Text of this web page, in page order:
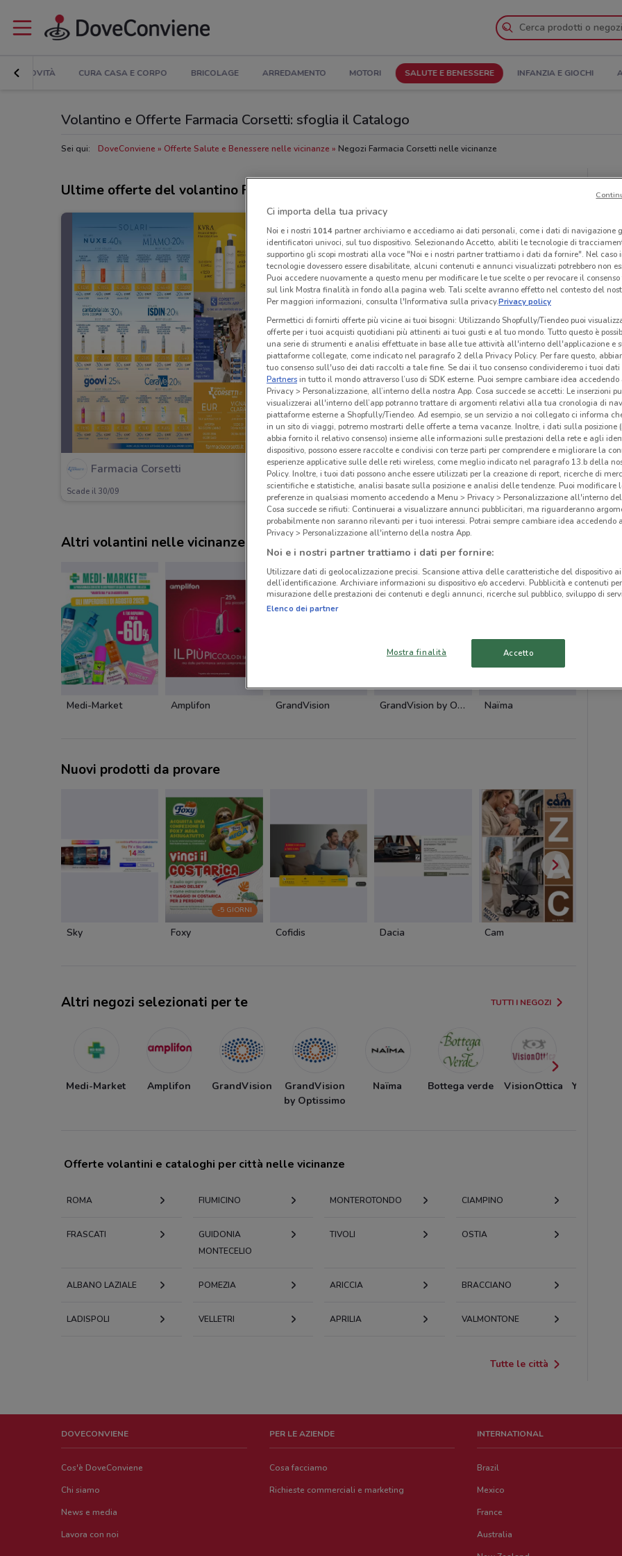
NOVITÀ CURA CASA E CORPO BRICOLAGE ARREDAMENTO MOTORI SALUTE E BENESSERE INFANZIA E GIOCHI
Volantino e Offerte Farmacia Corsetti: sfoglia il Catalogo
Sei qui: DoveConviene Offerte Salute e Benessere nelle vicinanze Negozi Farmacia Corsetti nelle vicinanze
Ultime offerte del volantino Farmacia Corsetti
Farmacia Corsetti
Scade il 30/09 12 km
Altri volantini nelle vicinanze
Medi-Market Amplifon GrandVision GrandVision by Optissimo Naïma
Nuovi prodotti da provare
Sky
-5 GIORNI
Foxy Cofidis Dacia Cam
Altri negozi selezionati per te TUTTI I NEGOZI
Medi-Market Amplifon GrandVision
GrandVision
by Optissimo
Naïma Bottega verde VisionOttica
Offerte volantini e cataloghi per città nelle vicinanze
ROMA FIUMICINO MONTEROTONDO CIAMPINO
FRASCATI
GUIDONIA
MONTECELIO
TIVOLI OSTIA
ALBANO LAZIALE POMEZIA ARICCIA BRACCIANO
LADISPOLI VELLETRI APRILIA VALMONTONE
Tutte le città
DOVECONVIENE
Cos'è DoveConviene
Chi siamo
News e media
Lavora con noi
PER LE AZIENDE
Cosa facciamo
Richieste commerciali e marketing
INTERNATIONAL
Brazil
Mexico
France
Australia
Ci importa della tua privacy
Noi e i nostri 1014partner archiviamo e accediamo ai dati personali, come i dati di navigazione
identificatori univoci, sul tuo dispositivo. Selezionando Accetto, abiliti le tecnologie di
supportino gli scopi mostrati alla voce "Noi e i nostri partner trattiamo i dati da fornire". Nel caso
tecnologie dovessero essere disabilitate, alcuni contenuti e annunci visualizzati potrebbero non
Puoi accedere nuovamente a questo menu per modificare le tue scelte o per revocare il
sul link Mostra finalità in fondo alla pagina web. Tali scelte avranno effetto nel contesto del
Per maggiori informazioni, consulta l'Informativa sulla privacy.Privacy policy
Permettici di fornirti offerte più vicine ai tuoi bisogni: Utilizzando Shopfully/Tiendeo puoi
offerte per i tuoi acquisti quotidiani più attinenti ai tuoi gusti e al tuo mondo. Tutto questo è
una serie di strumenti e analisi effettuate in base alle tue attività all'interno dell'applicazione e
piattaforme collegate, come indicato nel paragrafo 2 della Privacy Policy. Per fare questo,
tuo consenso sull'uso dei dati raccolti a tale fine. Se dai il tuo consenso condivideremo i tuoi dati
Partnersin tutto il mondo attraverso l’uso di SDK esterne. Puoi sempre cambiare idea accedendo
Privacy > Personalizzazione, all’interno della nostra App. Cosa succede se accetti: Le inserzioni
visualizzerai all'interno dell’app potranno trattare di argomenti relativi alla tua cronologia di
piattaforme esterne a Shopfully/Tiendeo. Ad esempio, se un servizio a noi collegato ci informa
in un sito di viaggi, potremo mostrarti delle offerte a tema vacanze. Inoltre, i dati sulla posizione
abbia fornito il relativo consenso) insieme alle informazioni sulle prestazioni della rete e agli
dispositivo, possono essere raccolte e condivisi con terze parti per comprendere e migliorare la
esperienze applicative sulle delle reti wireless, come meglio indicato nel paragrafo 13.b della
Policy. Inoltre, i tuoi dati possono anche essere utilizzati per la creazione di report, ricerche di
scientifiche e statistiche, analisi basate sulla posizione e analisi delle tendenze. Puoi modificare
preferenze in qualsiasi momento accedendo a Menu > Privacy > Personalizzazione all'interno
Cosa succede se rifiuti: Continuerai a visualizzare annunci pubblicitari, ma riguarderanno
probabilmente non saranno rilevanti per i tuoi interessi. Potrai sempre cambiare idea accedendo
Privacy > Personalizzazione all'interno della nostra App.
Noi e i nostri partner trattiamo i dati per fornire:
Utilizzare dati di geolocalizzazione precisi. Scansione attiva delle caratteristiche del dispositivo
dell’identificazione. Archiviare informazioni su dispositivo e/o accedervi. Pubblicità e contenuti
misurazione delle prestazioni dei contenuti e degli annunci, ricerche sul pubblico, sviluppo di
Elenco dei partner
Mostra finalità Accetto